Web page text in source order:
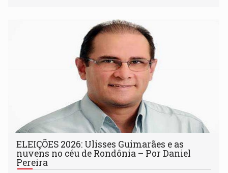
ELEIÇÕES 2026: Ulisses Guimarães e as
nuvens no céu de Rondônia – Por Daniel
Pereira